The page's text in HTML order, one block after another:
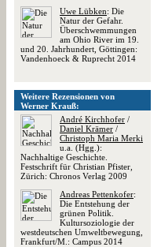
Uwe Lübken: Die
Natur der Gefahr.
Überschwemmungen
am Ohio River im 19.
und 20. Jahrhundert, Göttingen:
Vandenhoeck & Ruprecht 2014
Weitere Rezensionen von
Werner Krauß:
André Kirchhofer /
Daniel Krämer /
Christoph Maria Merki
u.a. (Hgg.):
Nachhaltige Geschichte.
Festschrift für Christian Pfister,
Zürich: Chronos Verlag 2009
Andreas Pettenkofer:
Die Entstehung der
grünen Politik.
Kultursoziologie der
westdeutschen Umweltbewegung,
Frankfurt/M.: Campus 2014